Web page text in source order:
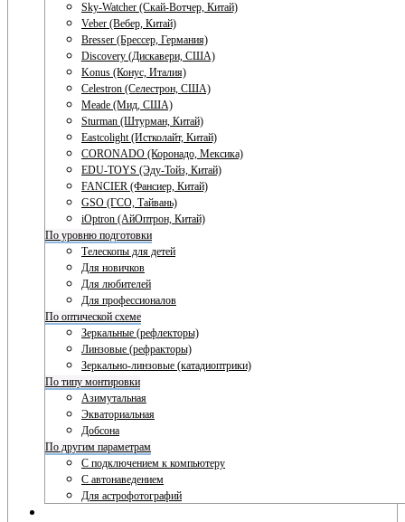
Sky-Watcher (Скай-Вотчер, Китай)
Veber (Вебер, Китай)
Bresser (Брессер, Германия)
Discovery (Дискавери, США)
Konus (Конус, Италия)
Celestron (Селестрон, США)
Meade (Мид, США)
Sturman (Штурман, Китай)
Eastcolight (Истколайт, Китай)
CORONADO (Коронадо, Мексика)
EDU-TOYS (Эду-Тойз, Китай)
FANCIER (Фансиер, Китай)
GSO (ГСО, Тайвань)
iOptron (АйОптрон, Китай)
По уровню подготовки
Телескопы для детей
Для новичков
Для любителей
Для профессионалов
По оптической схеме
Зеркальные (рефлекторы)
Линзовые (рефракторы)
Зеркально-линзовые (катадиоптрики)
По типу монтировки
Азимутальная
Экваториальная
Добсона
По другим параметрам
С подключением к компьютеру
С автонаведением
Для астрофотографий